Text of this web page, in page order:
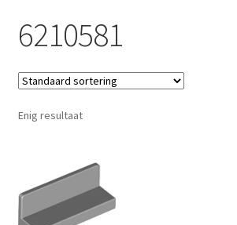
6210581
Enig resultaat